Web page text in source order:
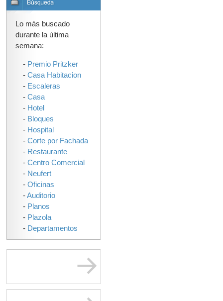
Lo más buscado
durante la última
semana:
- Premio Pritzker
- Casa Habitacion
- Escaleras
- Casa
- Hotel
- Bloques
- Hospital
- Corte por Fachada
- Restaurante
- Centro Comercial
- Neufert
- Oficinas
-Auditorio
- Planos
- Plazola
- Departamentos